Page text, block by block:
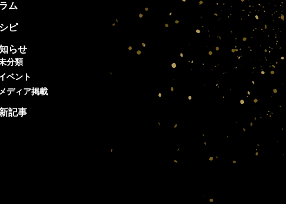
ム
ピ
らせ
分類
ベント
メディア掲載
記事